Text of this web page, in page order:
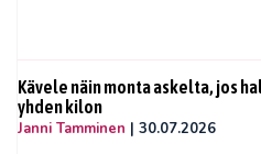
Kävele näin monta askelta, jos
yhden kilon
Janni Tamminen | 30.07.2026